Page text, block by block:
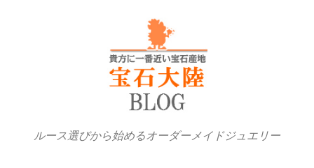
ルース選びから始めるオーダーメイドジュエリー